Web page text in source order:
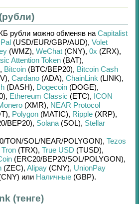
рубли можно обменяв на Capitalist
(USD/EUR/GBP/AUD), Volet
(WMZ), WeChat (CNY), 0x (ZRX),
Attention Token (BAT),
, Bitcoin (BTC/BEP20), Bitcoin Cash
, Cardano (ADA), ChainLink (LINK),
(DASH), Dogecoin (DOGE),
, Ethereum Classic (ETC), ICON
(XMR), NEAR Protocol
, Polygon (MATIC), Ripple (XRP),
BEP20), Solana (SOL), Stellar
TON/SOL/NEAR/POLYGON), Tezos
Tron (TRX), True USD (TUSD),
(ERC20/BEP20/SOL/POLYGON),
(ZEC), Alipay (CNY), UnionPay
или Наличные (GBP).
(тенге)